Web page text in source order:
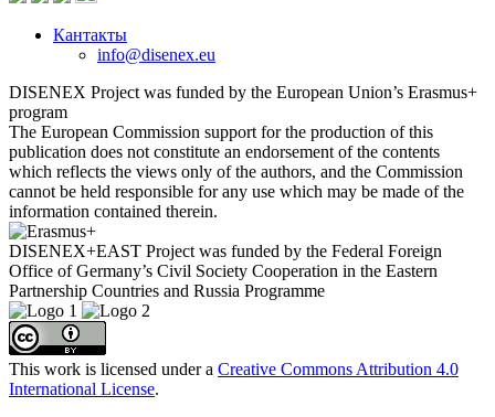
Кантакты
info@disenex.eu
DISENEX Project was funded by the European Union’s Erasmus+
program
The European Commission support for the production of this
publication does not constitute an endorsement of the contents
which reflects the views only of the authors, and the Commission
cannot be held responsible for any use which may be made of the
information contained therein.
DISENEX+EAST Project was funded by the Federal Foreign
Office of Germany’s Civil Society Cooperation in the Eastern
Partnership Countries and Russia Programme
This work is licensed under a Creative Commons Attribution 4.0
International License.